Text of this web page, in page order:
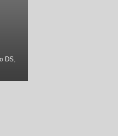
DS,